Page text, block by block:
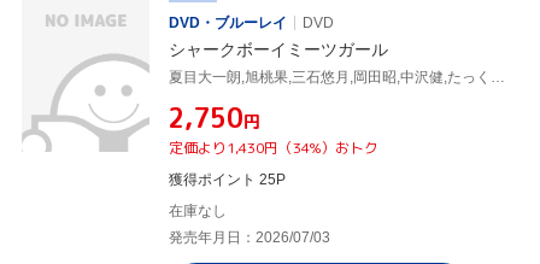
DVD・ブルーレイ
DVD
シャークボーイミーツガール
夏目大一朗,旭桃果,三石悠月,岡田昭,中沢健,たっくー,ガンジー横須賀
¥2,750円
定価より1,430円（34%）おトク
獲得ポイント 25P
在庫なし
発売年月日：2026/07/03